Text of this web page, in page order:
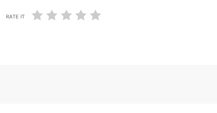
RATE IT